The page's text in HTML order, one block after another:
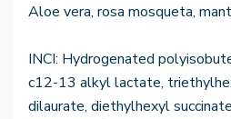
Aloe vera, rosa mosqueta,
INCI: Hydrogenated
c12-13 alkyl lactate,
dilaurate, diethylhexyl